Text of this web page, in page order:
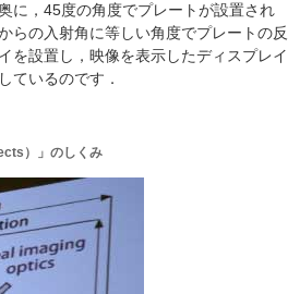
に，45度の角度でプレートが設置され
らの入射角に等しい角度でプレートの反
を設置し，映像を表示したディスプレイ
ているのです．
）」のしくみ